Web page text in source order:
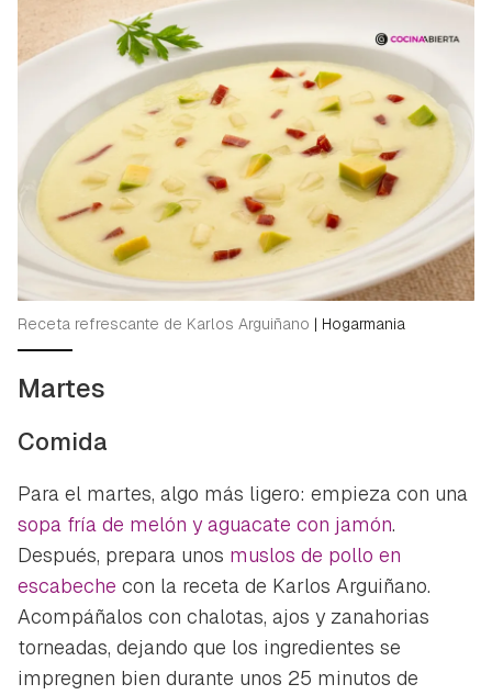
Receta refrescante de Karlos Arguiñano | Hogarmania
Martes
Comida
Para el martes, algo más ligero: empieza con una
sopa fría de melón y aguacate con jamón.
Después, prepara unos muslos de pollo en
escabeche con la receta de Karlos Arguiñano.
Acompáñalos con chalotas, ajos y zanahorias
torneadas, dejando que los ingredientes se
impregnen bien durante unos 25 minutos de